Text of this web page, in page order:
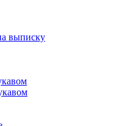
выписку